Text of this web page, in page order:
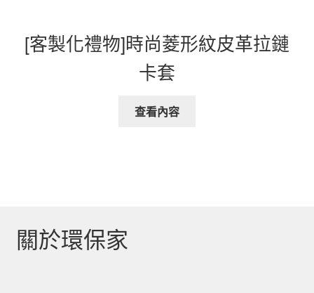
[客製化禮物]時尚菱形紋皮革拉鏈
卡套
查看內容
關於環保家